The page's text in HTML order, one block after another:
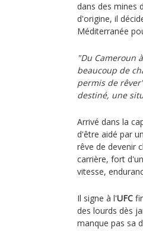
dans des mines
d'origine, il
Méditerranée
"Du Cameroun
beaucoup de
permis de
destiné, une
Arrivé dans la
d'être aidé par
rêve de devenir
carrière, fort
vitesse,
Il signe à l'UFC
des lourds dès
manque pas sa